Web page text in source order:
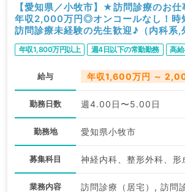
【愛知県／小牧市】★訪問診療のお
年収2,000万円◎オンコールなし！
訪問診療未経験の先生歓迎♪（内科系,
勤）
年収1,800万円以上 週4日以下の常勤勤務 高
給与 年収1,600万円 ～
勤務日数 週4.00日〜5.00日
勤務地 愛知県小牧市
募集科目
業務内容